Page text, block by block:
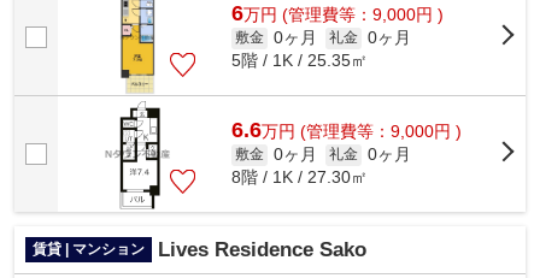
6万円 (管理費等：9,000円 )
敷金 0ヶ月 礼金 0ヶ月
5階 / 1K / 25.35㎡
6.6万円 (管理費等：9,000円 )
敷金 0ヶ月 礼金 0ヶ月
8階 / 1K / 27.30㎡
賃貸 | マンション Lives Residence Sako